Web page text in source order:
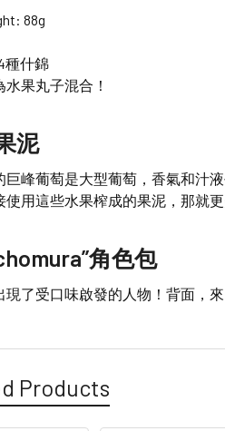
88g
種什錦
水果丸子混合！
泥
巨峰葡萄是大型葡萄，香氣和汁
使用這些水果榨成的果泥，那就更
角色包
現了受口味啟發的人物！背面，來
Products